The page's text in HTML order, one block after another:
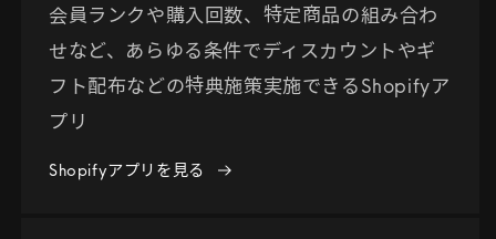
会員ランクや購入回数、特定商品の組み合わ
せなど、あらゆる条件でディスカウントやギ
フト配布などの特典施策実施できるShopifyア
プリ
Shopifyアプリを見る